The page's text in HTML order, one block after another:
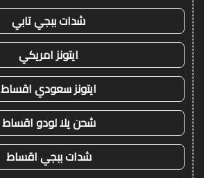
شدات ببجي تابي
ايتونز امريكي
ايتونز سعودي اقساط
شحن يلا لودو اقساط
شدات ببجي اقساط